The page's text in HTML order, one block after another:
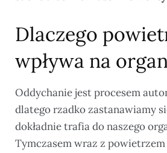
Dlaczego
wpływa na
Oddychanie jest procesem
dlatego rzadko zastanawiamy
dokładnie trafia do naszego
Tymczasem wraz z powietrzem